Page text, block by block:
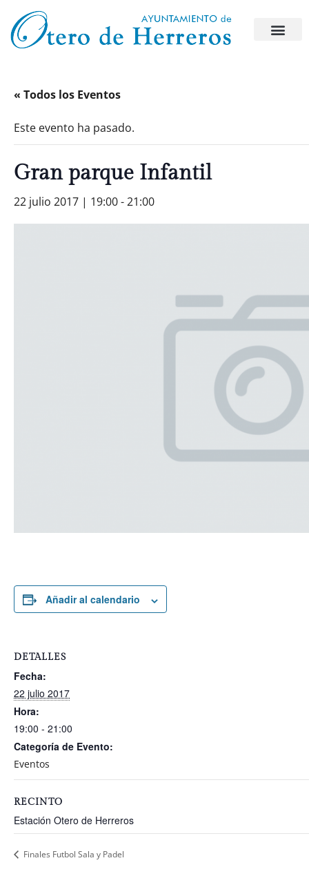
« Todos los Eventos
Este evento ha pasado.
Gran parque Infantil
22 julio 2017 | 19:00-21:00
Añadir al calendario
DETALLES
Fecha:
22 julio 2017
Hora:
19:00 - 21:00
Categoría de Evento:
Eventos
RECINTO
Estación Otero de Herreros
Finales Futbol Sala y Padel